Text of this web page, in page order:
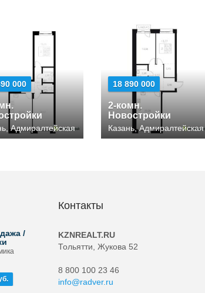
000
Адмиралтейская
18 890 000
2-комн.
Новостройки
Казань, Адмиралтейская
/
Контакты
KZNREALT.RU
Тольятти, Жукова 52
8 800 100 23 46
info@radver.ru